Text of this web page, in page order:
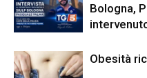
Bologna,
Obesità